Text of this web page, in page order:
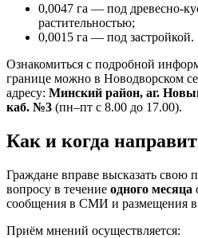
0,0047 га — под древесно-
растительностью;
0,0015 га — под застройкой.
Ознакомиться с подробной
границе можно в Новодворском
адресу: Минский район, аг.
каб. №3 (пн–пт с 8.00 до 17.00).
Как и когда
Граждане вправе высказать свою
вопросу в течение одного месяца
сообщения в СМИ и размещения в
Приём мнений осуществляется: